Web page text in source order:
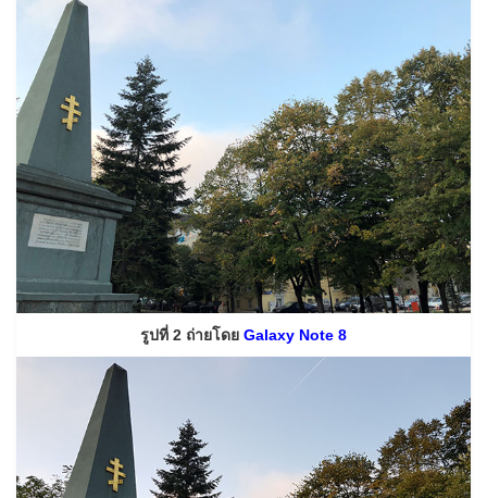
รูปที่ 2 ถ่ายโดย Galaxy Note 8